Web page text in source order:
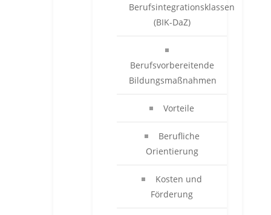
Berufsintegrationsklassen
(BIK-DaZ)
Berufsvorbereitende
Bildungsmaßnahmen
Vorteile
Berufliche
Orientierung
Kosten und
Förderung